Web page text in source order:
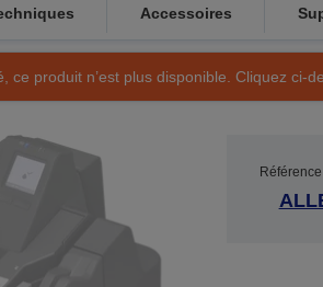
Accessoires
ce produit n’est plus disponible. Cliquez ci-